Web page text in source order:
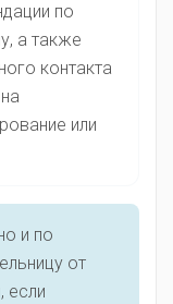
по
а также
контакта
или
и по
от
если